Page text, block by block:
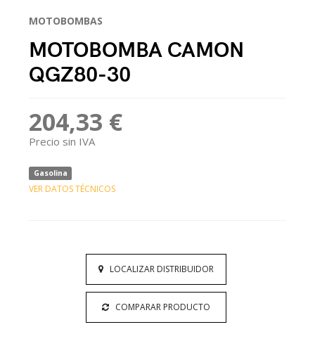
MOTOBOMBAS
MOTOBOMBA CAMON
QGZ80-30
204,33 €
Precio sin IVA
Gasolina
VER DATOS TÉCNICOS
LOCALIZAR DISTRIBUIDOR
COMPARAR PRODUCTO